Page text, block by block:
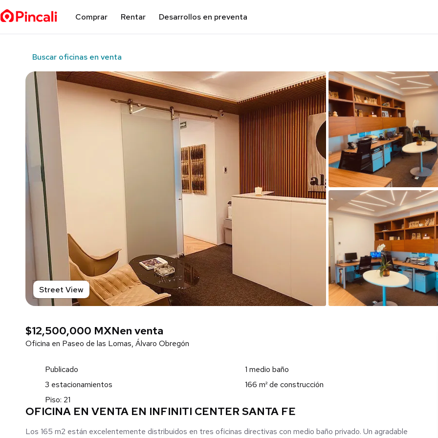
Comprar Rentar Desarrollos en preventa
Buscar oficinas en venta
Street View
$12,500,000 MXNen venta
Oficina en Paseo de las Lomas, Álvaro Obregón
Publicado
1 medio baño
3 estacionamientos
166 m² de construcción
Piso: 21
OFICINA EN VENTA EN INFINITI CENTER SANTA FE
Los 165 m2 están excelentemente distribuidos en tres oficinas directivas con medio baño privado. Un agradable